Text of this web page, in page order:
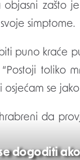
zašto
simptome.
puno kraće
“Postoji
osjećam se
da
dogoditi